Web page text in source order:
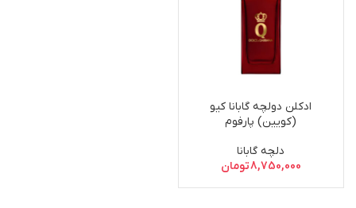
ادکلن دولچه گابانا کیو
(کویین) پارفوم
دلچه گابانا
8,750,000تومان